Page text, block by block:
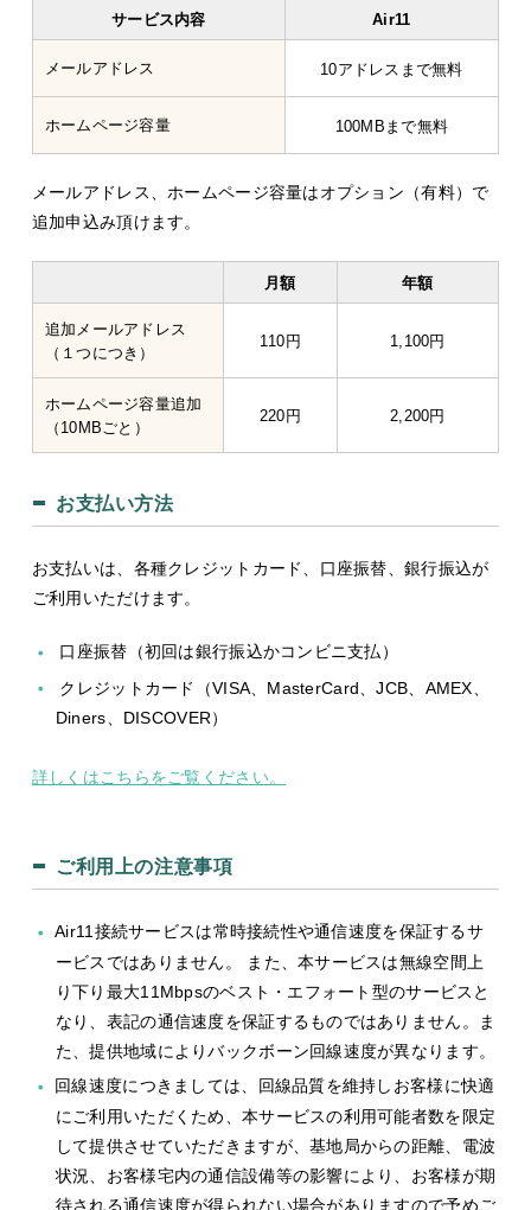
サービス内容 Air11
メールアドレス 10アドレスまで無料
ホームページ容量 100MBまで無料
メールアドレス、ホームページ容量はオプション（有料）で
追加申込み頂けます。
月額 年額
追加メールアドレス
（１つにつき）
110円 1,100円
ホームページ容量追加
（10MBごと）
220円 2,200円
お支払い方法
お支払いは、各種クレジットカード、口座振替、銀行振込が
ご利用いただけます。
口座振替（初回は銀行振込かコンビニ支払）
クレジットカード（VISA、MasterCard、JCB、AMEX、
Diners、DISCOVER）
詳しくはこちらをご覧ください。
ご利用上の注意事項
Air11接続サービスは常時接続性や通信速度を保証するサ
ービスではありません。 また、本サービスは無線空間上
り下り最大11Mbpsのベスト・エフォート型のサービスと
なり、表記の通信速度を保証するものではありません。ま
た、提供地域によりバックボーン回線速度が異なります。
回線速度につきましては、回線品質を維持しお客様に快適
にご利用いただくため、本サービスの利用可能者数を限定
して提供させていただきますが、基地局からの距離、電波
状況、お客様宅内の通信設備等の影響により、お客様が期
待される通信速度が得られない場合がありますので予めご